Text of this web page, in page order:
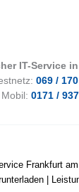
IT-Service
069 /
Mobil: 0171 /
Frankfurt